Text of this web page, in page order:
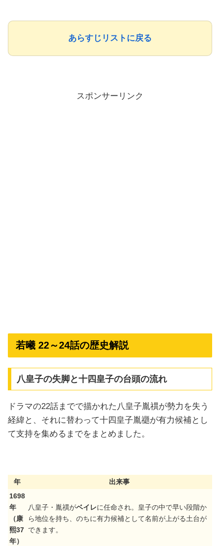
あらすじリストに戻る
スポンサーリンク
若曦 22～24話の歴史解説
八皇子の失脚と十四皇子の台頭の流れ
ドラマの22話までで描かれた八皇子胤禩が勢力を失う
経緯と、それに替わって十四皇子胤禵が有力候補とし
て支持を集めるまでをまとめました。
年
出来事
1698
年
（康
熙37
年）
八皇子・胤禩がベイレに任命され。皇子の中で早い段階か
ら地位を持ち、のちに有力候補として名前が上がる土台が
できます。